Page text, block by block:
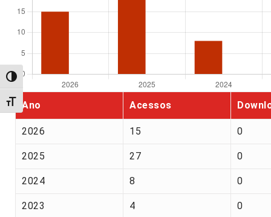
Alternar alto contraste
Alternar tamanho da fonte
Ano Acessos
2026 15 0
2025 27 0
2024 8 0
2023 4 0